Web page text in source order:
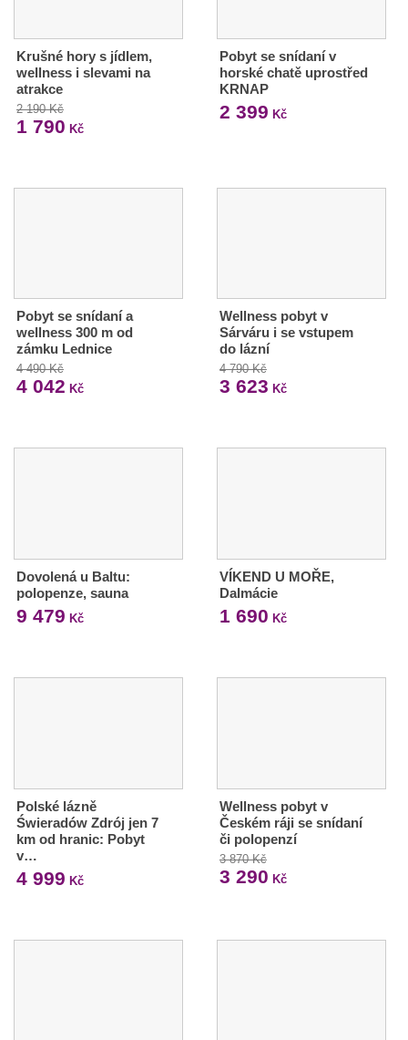
Krušné hory s jídlem,
wellness i slevami na
atrakce
2 190 Kč
1 790 Kč
Pobyt se snídaní v
horské chatě uprostřed
KRNAP
2 399 Kč
Pobyt se snídaní a
wellness 300 m od
zámku Lednice
4 490 Kč
4 042 Kč
Wellness pobyt v
Sárváru i se vstupem
do lázní
4 790 Kč
3 623 Kč
Dovolená u Baltu:
polopenze, sauna
9 479 Kč
VÍKEND U MOŘE,
Dalmácie
1 690 Kč
Polské lázně
Świeradów Zdrój jen 7
km od hranic: Pobyt
v…
4 999 Kč
Wellness pobyt v
Českém ráji se snídaní
či polopenzí
3 870 Kč
3 290 Kč